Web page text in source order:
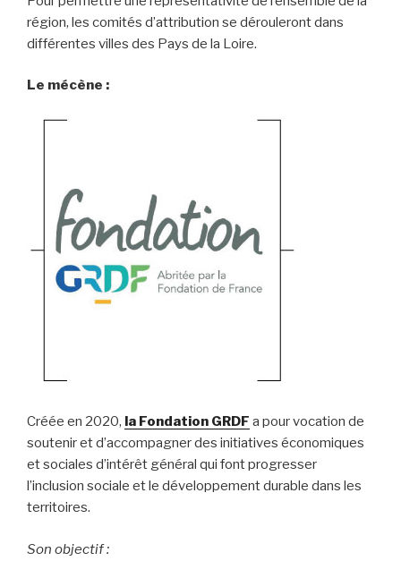
région, les comités d’attribution se dérouleront dans
différentes villes des Pays de la Loire.
Le mécène :
Créée en 2020, la Fondation GRDF a pour vocation de
soutenir et d’accompagner des initiatives économiques
et sociales d’intérêt général qui font progresser
l’inclusion sociale et le développement durable dans les
territoires.
Son objectif :